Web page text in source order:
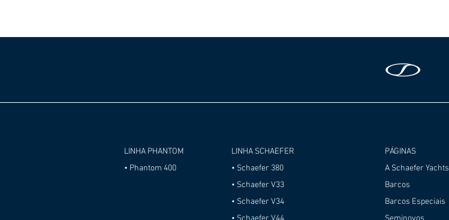
LINHA PHANTOM
• Phantom 400
LINHA SCHAEFER
• Schaefer 380
• Schaefer V33
• Schaefer V34
PÁGINAS
A Schaefer Yachts
Barcos
Barcos Especiais